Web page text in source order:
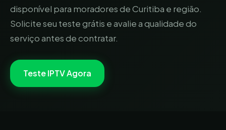
disponível para moradores deCuritiba e região.
Solicite seu teste grátis e avalie a qualidade do
serviço antes de contratar.
Teste IPTV Agora